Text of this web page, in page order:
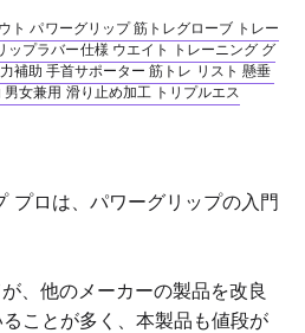
ト パワーグリップ 筋トレグローブ トレー
ップラバー仕様 ウエイト トレーニング グ
補助 手首サポーター 筋トレ リスト 懸垂
女兼用 滑り止め加工 トリプルエス
プロは、パワーグリップの入門
、他のメーカーの製品を改良
ことが多く、本製品も値段が